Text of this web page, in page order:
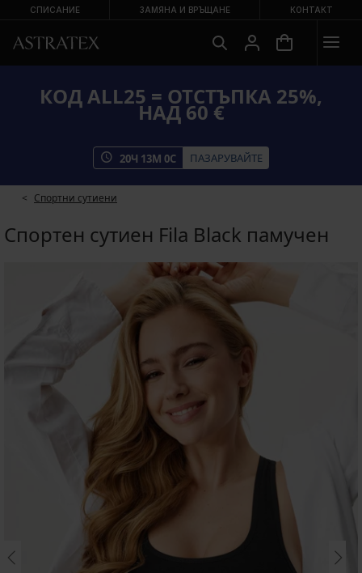
СПИСАНИЕ ЗАМЯНА И ВРЪЩАНЕ КОНТАКТ
КОД ALL25 = ОТСТЪПКА 25%,
НАД 60 €
20Ч 12М 59С ПАЗАРУВАЙТЕ
Спортни сутиени
Спортен сутиен Fila Black памучен